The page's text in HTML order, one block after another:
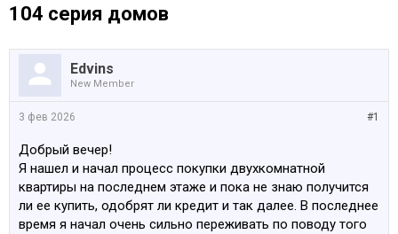
104 серия домов
Edvins
New Member
#1
3 фев 2026
Добрый вечер!
Я нашел и начал процесс покупки двухкомнатной
квартиры на последнем этаже и пока не знаю получится
ли ее купить, одобрят ли кредит и так далее. В последнее
время я начал очень сильно переживать по поводу того